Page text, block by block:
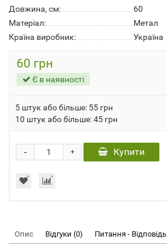
Довжина, см:
60
Матеріал:
Метал
Країна виробник:
Україна
60 грн
Є в наявності
5 штук або більше: 55 грн
10 штук або більше: 45 грн
+
- Купити
Опис Відгуки (0) Питання - Відповідь